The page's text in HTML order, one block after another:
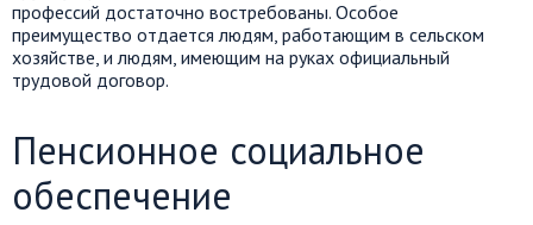
профессий достаточно востребованы. Особое
преимущество отдается людям, работающим в сельском
хозяйстве, и людям, имеющим на руках официальный
трудовой договор.
Пенсионное социальное
обеспечение